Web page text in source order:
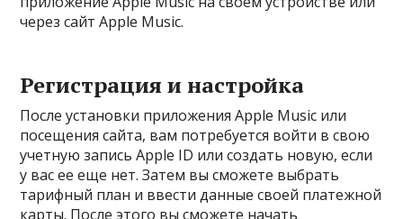
через сайт Apple Music.
Регистрация и настройка
После установки приложения Apple Music или
посещения сайта, вам потребуется войти в свою
учетную запись Apple ID или создать новую, если
у вас ее еще нет. Затем вы сможете выбрать
тарифный план и ввести данные своей платежной
карты. После этого вы сможете начать